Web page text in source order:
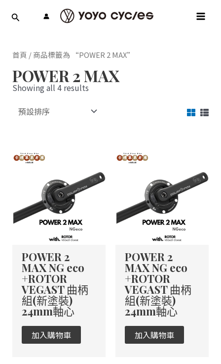
首頁 / 商品標籤為 “POWER 2 MAX”
POWER 2 MAX
Showing all 4 results
POWER 2
MAX NG eco
+ROTOR
VEGAST 曲柄
組(新塗裝)
24mm軸心
加入購物車
POWER 2
MAX NG eco
+ROTOR
VEGAST 曲柄
組(新塗裝)
24mm軸心
加入購物車